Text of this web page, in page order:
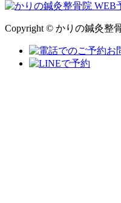
Copyright © かりの鍼灸整